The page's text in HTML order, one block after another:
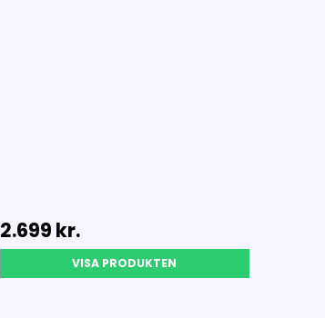
2.699 kr.
VISA PRODUKTEN